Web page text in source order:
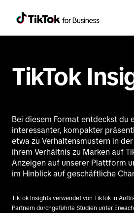
TikTok
Bei diesem Format entdeckst du
interessanter, kompakter
etwa zu Verhaltensmustern in
ihrem Verhältnis zu Marken auf
Anzeigen auf unserer Plattform
im Hinblick auf geschäftliche
TikTok Insights verwendet von TikTok in
Partnern durchgeführte Studien unter